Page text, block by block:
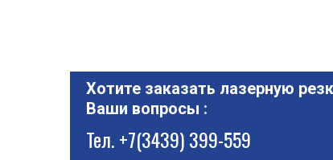
Хотите заказать лазерную
Ваши вопросы :
Тел.+7(3439) 399-559